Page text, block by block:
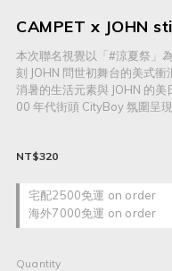
CAMPET x JOHN
本次聯名視覺以「#涼夏祭」
刻 JOHN 問世初舞台的美式
消暑的生活元素與 JOHN 的
00 年代街頭 CityBoy 氛圍呈現
宅配2500免運 on order
海外7000免運 on order
NT$320
Quantity